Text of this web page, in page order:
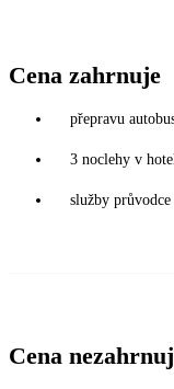
Cena zahrnuje
přepravu
3 noclehy v
služby průvodce
Cena